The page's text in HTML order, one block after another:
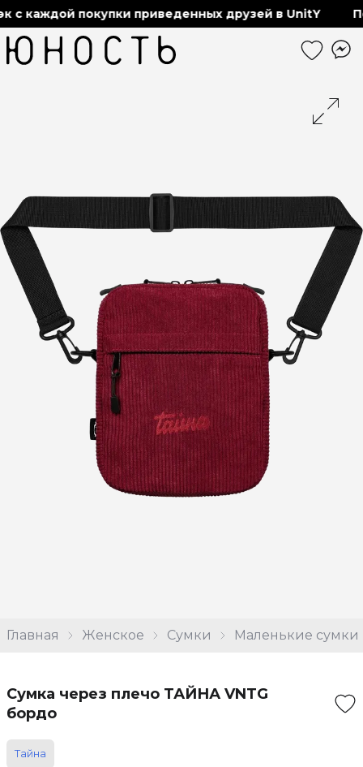
с каждой покупки приведенных друзей в UnitY
Главная Женское Сумки Маленькие сумки
Сумка через плечо ТАЙНА VNTG
бордо
Тайна